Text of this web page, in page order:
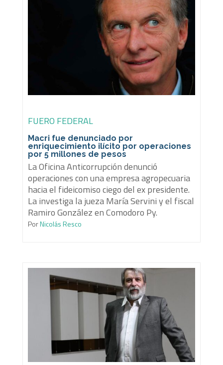
FUERO FEDERAL
Macri fue denunciado por
enriquecimiento ilícito por operaciones
por 5 millones de pesos
La Oficina Anticorrupción denunció
operaciones con una empresa agropecuaria
hacia el fideicomiso ciego del ex presidente.
La investiga la jueza María Servini y el fiscal
Ramiro González en Comodoro Py.
PorNicolás Resco